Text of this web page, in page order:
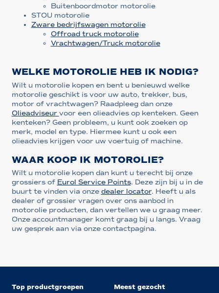
Buitenboordmotor motorolie
STOU motorolie
Zware bedrijfswagen motorolie
Offroad truck motorolie
Vrachtwagen/Truck motorolie
WELKE MOTOROLIE HEB IK NODIG?
Wilt u motorolie kopen en bent u benieuwd welke
motorolie geschikt is voor uw auto, trekker, bus,
motor of vrachtwagen? Raadpleeg dan onze
Olieadviseur voor een olieadvies op kenteken. Geen
kenteken? Geen probleem, u kunt ook zoeken op
merk, model en type. Hiermee kunt u ook een
olieadvies krijgen voor uw voertuig of machine.
WAAR KOOP IK MOTOROLIE?
Wilt u motorolie kopen dan kunt u terecht bij onze
grossiers of Eurol Service Points. Deze zijn bij u in de
buurt te vinden via onze dealer locator. Heeft u als
dealer of grossier vragen over ons aanbod in
motorolie producten, dan vertellen we u graag meer.
Onze accountmanager komt graag bij u langs. Vraag
uw gesprek aan via onze contactpagina.
Top productgroepen
Meest gezocht